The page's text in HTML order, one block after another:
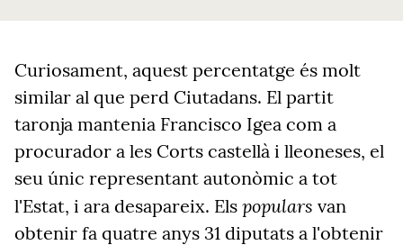
Curiosament, aquest percentatge és molt
similar al que perd Ciutadans. El partit
taronja mantenia Francisco Igea com a
procurador a les Corts castellà i lleoneses, el
seu únic representant autonòmic a tot
l'Estat, i ara desapareix. Els populars van
obtenir fa quatre anys 31 diputats a l'obtenir